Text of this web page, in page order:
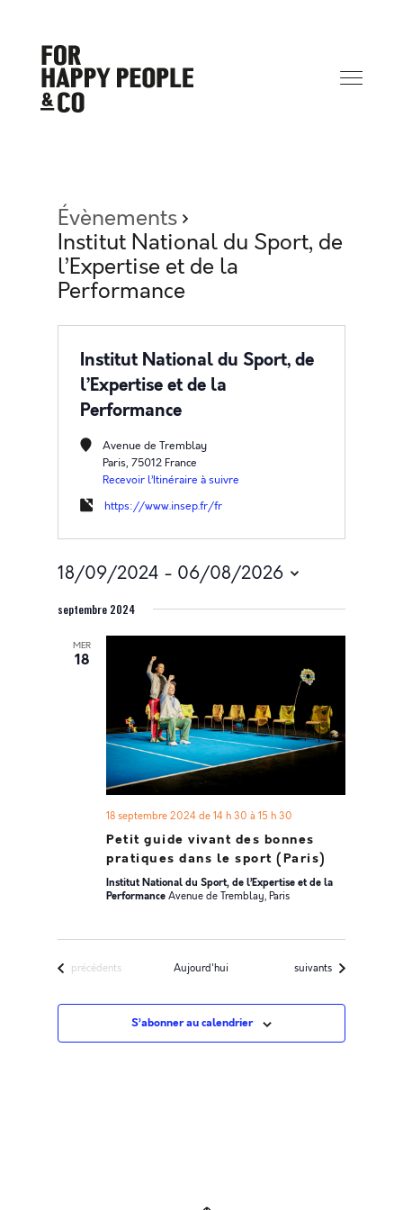
Évènements
Institut National du Sport, de
l’Expertise et de la
Performance
Institut National du Sport, de
l’Expertise et de la
Performance
Avenue de Tremblay
Paris, 75012 France
Recevoir l’Itinéraire à suivre
https://www.insep.fr/fr
18/09/2024 - 06/08/2026
une
date.
septembre 2024
MER
18
18 septembre 2024 de 14 h 30 à15 h 30
Petit guide vivant des bonnes
pratiques dans le sport (Paris)
Institut National du Sport, de l’Expertise et de la
PerformanceAvenue de Tremblay, Paris
Évènements
précédents Aujourd'hui Évènements
suivants
S’abonner au calendrier